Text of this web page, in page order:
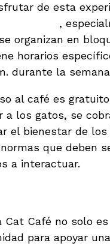
de esta
,
organizan en
horarios
durante la
al café es
a los gatos, se
el bienestar de
que deben
a interactuar.
Cat Café no solo
para apoyar